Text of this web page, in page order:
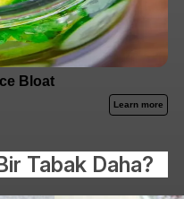
Tabak Daha?